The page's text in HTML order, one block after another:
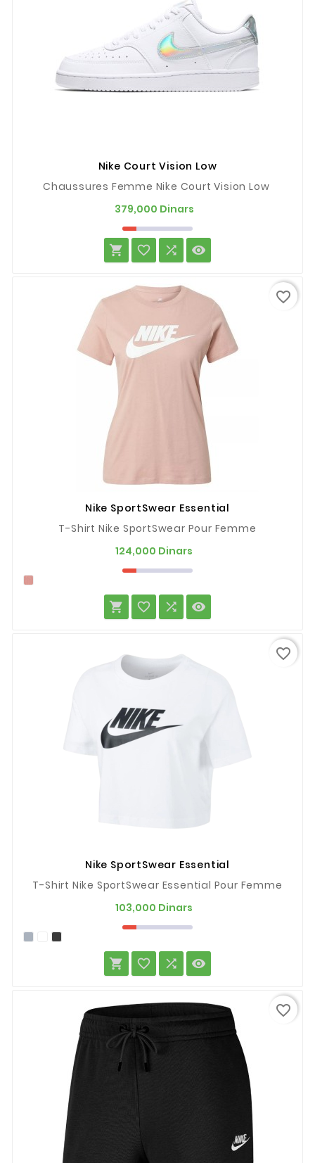
Nike Court Vision Low
Chaussures Femme Nike Court Vision Low
379,000 Dinars
   
Nike SportSwear Essential
T-Shirt Nike SportSwear Pour Femme
124,000 Dinars
   
favorite_border
Nike SportSwear Essential
T-Shirt Nike SportSwear Essential Pour Femme
103,000 Dinars
   
favorite_border
favorite_border